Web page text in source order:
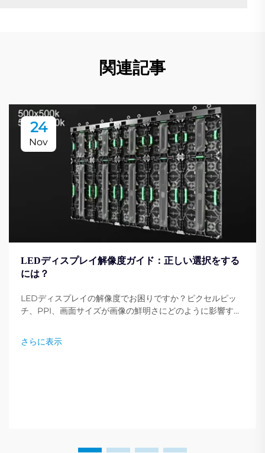
関連記事
24
Nov
LEDディスプレイ解像度ガイド：正しい選択をする
には？
LEDディスプレイの解像度でお困りですか？ピクセルピッ
チ、PPI、画面サイズが画像の鮮明さにどのように影響する
家のヒントを紹介しています。今すぐ読む。
さらに表示